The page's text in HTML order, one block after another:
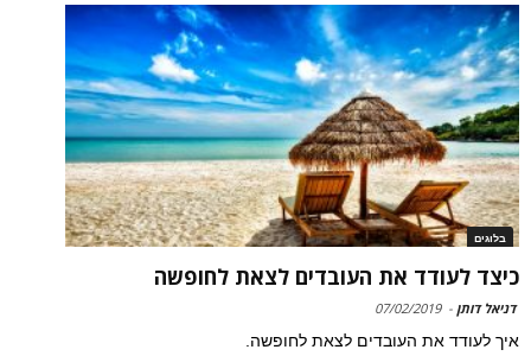
בלוגים
כיצד לעודד את העובדים לצאת לחופשה
דניאל דותן -
07/02/2019
איך לעודד את העובדים לצאת לחופשה.